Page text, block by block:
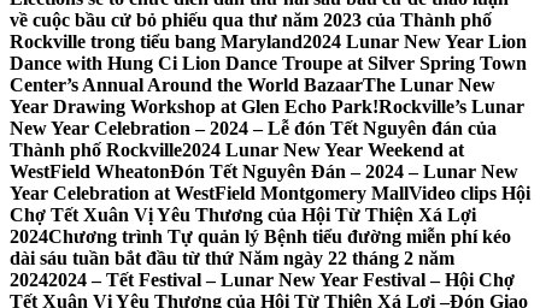
về cuộc bầu cử bỏ phiếu qua thư năm 2023 của Thành phố
Rockville trong tiểu bang Maryland2024 Lunar New Year Lion
Dance with Hung Ci Lion Dance Troupe at Silver Spring Town
Center’s Annual Around the World BazaarThe Lunar New
Year Drawing Workshop at Glen Echo Park!Rockville’s Lunar
New Year Celebration – 2024 – Lễ đón Tết Nguyên đán của
Thành phố Rockville2024 Lunar New Year Weekend at
WestField WheatonĐón Tết Nguyên Đán – 2024 – Lunar New
Year Celebration at WestField Montgomery MallVideo clips Hội
Chợ Tết Xuân Vị Yêu Thương của Hội Từ Thiện Xá Lợi
2024Chương trình Tự quản lý Bệnh tiểu đường miễn phí kéo
dài sáu tuần bắt đầu từ thứ Năm ngày 22 tháng 2 năm
20242024 – Tết Festival – Lunar New Year Festival – Hội Chợ
Tết Xuân Vị Yêu Thương của Hội Từ Thiện Xá Lợi –Đón Giao